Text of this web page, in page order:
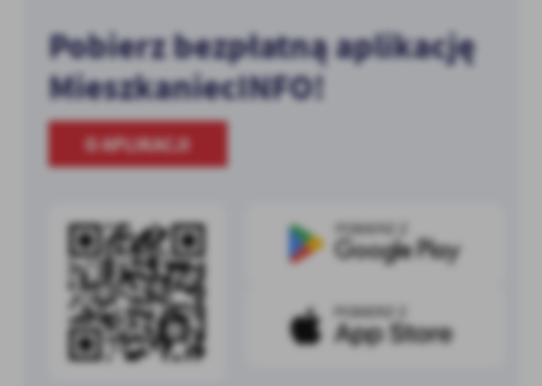
Pobierz bezpłatną aplikację
MieszkaniecINFO!
O APLIKACJI